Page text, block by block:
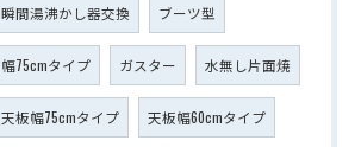
瞬間湯沸かし器交換 ブーツ型
幅75cmタイプ ガスター 水無し片面焼
天板幅75cmタイプ 天板幅60cmタイプ